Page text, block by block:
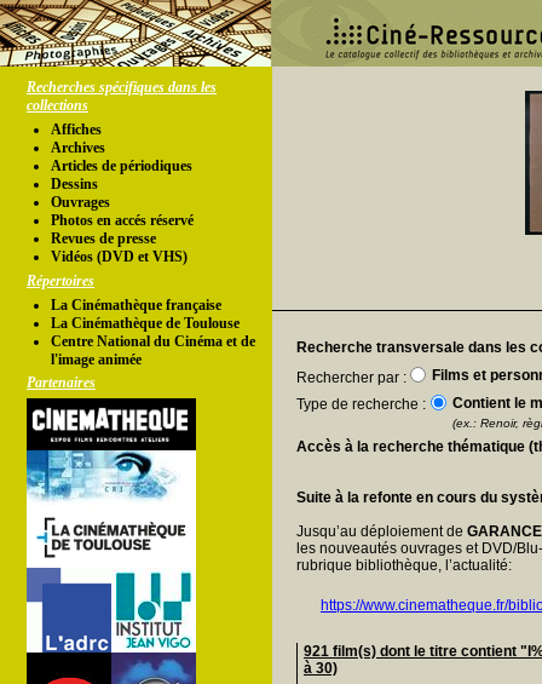
Recherches spécifiques dans les
collections
Affiches
Archives
Articles de périodiques
Dessins
Ouvrages
Photos en accés réservé
Revues de presse
Vidéos (DVD et VHS)
Répertoires
La Cinémathèque française
La Cinémathèque de Toulouse
Centre National du Cinéma et de
l'image animée
Partenaires
Recherche transversale dans les
Rechercher par :
Films et
Type de recherche :
Contient le
(ex.: Renoir,
Accès à la recherche thématique
Suite à la refonte en cours du
Jusqu’au déploiement de
les nouveautés ouvrages et DVD/
rubrique bibliothèque, l’actualité:
https://www.cinematheque.fr/
921 film(s) dont le titre contient
à 30)